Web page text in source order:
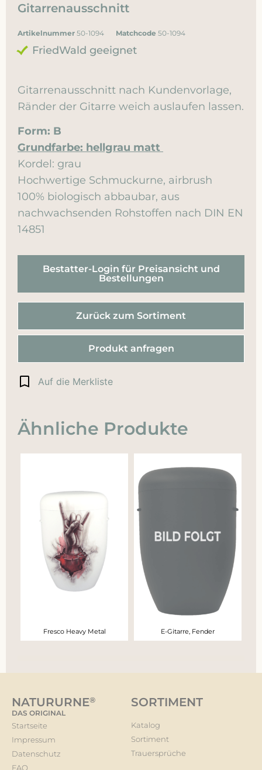
Gitarrenausschnitt
Artikelnummer 50-1094 Matchcode 50-1094
FriedWald geeignet
Gitarrenausschnitt nach Kundenvorlage,
Ränder der Gitarre weich auslaufen lassen.
Form: B
Grundfarbe: hellgrau matt
Kordel: grau
Hochwertige Schmuckurne, airbrush
100% biologisch abbaubar, aus
nachwachsenden Rohstoffen nach DIN EN
14851
Bestatter-Login für Preisansicht und
Bestellungen
Zurück zum Sortiment
Produkt anfragen
Auf die Merkliste
Ähnliche Produkte
Fresco Heavy Metal E-Gitarre, Fender
NATURURNE®
DAS ORIGINAL
Startseite
Impressum
Datenschutz
FAQ
SORTIMENT
Katalog
Sortiment
Trauersprüche